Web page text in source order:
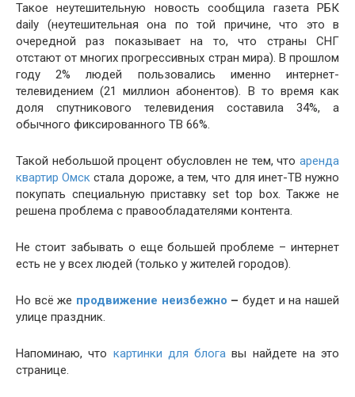
Такое неутешительную новость сообщила газета РБК
daily (неутешительная она по той причине, что это в
очередной раз показывает на то, что страны СНГ
отстают от многих прогрессивных стран мира). В прошлом
году 2% людей пользовались именно интернет-
телевидением (21 миллион абонентов). В то время как
доля спутникового телевидения составила 34%, а
обычного фиксированного ТВ 66%.
Такой небольшой процент обусловлен не тем, что аренда
квартир Омск стала дороже, а тем, что для инет-ТВ нужно
покупать специальную приставку set top box. Также не
решена проблема с правообладателями контента.
Не стоит забывать о еще большей проблеме – интернет
есть не у всех людей (только у жителей городов).
Но всё же продвижение неизбежно –будет и на нашей
улице праздник.
Напоминаю, что картинки для блога вы найдете на это
странице.